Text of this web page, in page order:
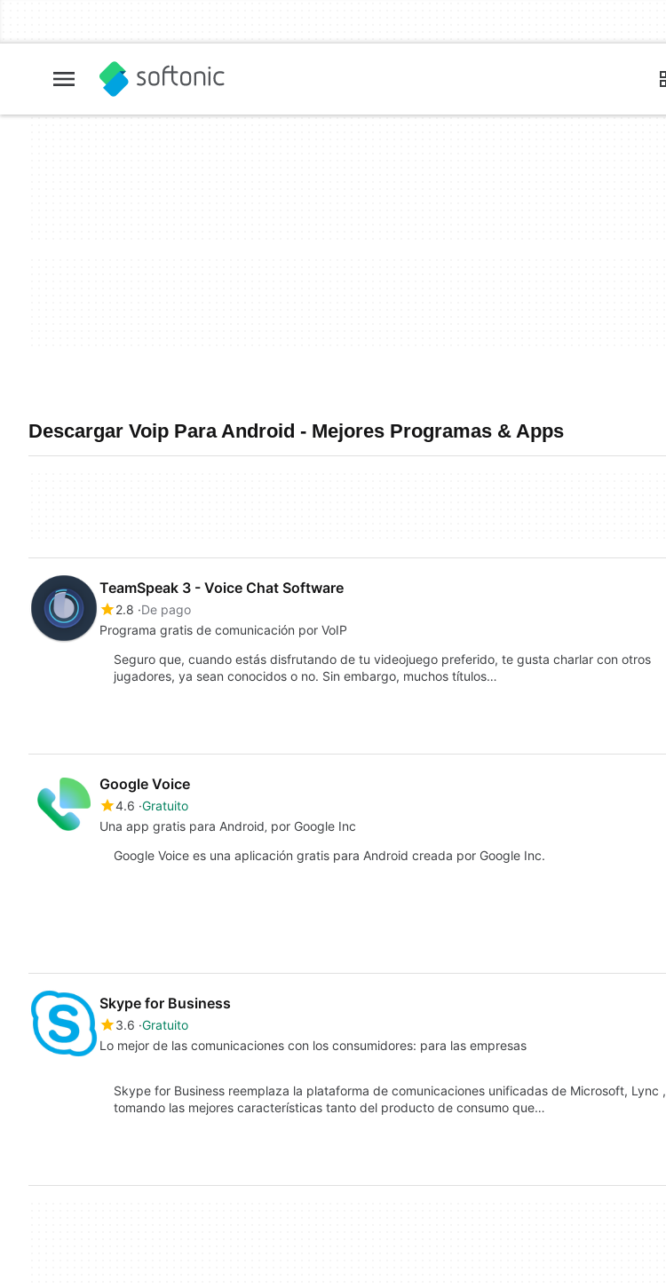
Descargar Voip Para Android - Mejores Programas & Apps
TeamSpeak 3 - Voice Chat Software
2.8 De pago
Programa gratis de comunicación por VoIP
Seguro que, cuando estás disfrutando de tu videojuego preferido, te gusta charlar con otros
jugadores, ya sean conocidos o no. Sin embargo, muchos títulos…
Google Voice
4.6 Gratuito
Una app gratis para Android‚ por Google Inc
Google Voice es una aplicación gratis para Android creada por Google Inc.
Skype for Business
3.6 Gratuito
Lo mejor de las comunicaciones con los consumidores: para las empresas
Skype for Business reemplaza la plataforma de comunicaciones unificadas de Microsoft, Lync ,
tomando las mejores características tanto del producto de consumo que…